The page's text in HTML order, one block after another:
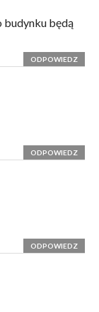
będą
ODPOWIEDZ
ODPOWIEDZ
ODPOWIEDZ